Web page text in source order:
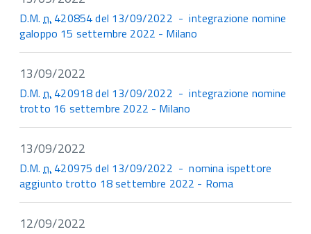
D.M.n. 420854 del 13/09/2022 - integrazione nomine
galoppo 15 settembre 2022 - Milano
13/09/2022
D.M.n. 420918 del 13/09/2022 - integrazione nomine
trotto 16 settembre 2022 - Milano
13/09/2022
D.M.n. 420975 del 13/09/2022 - nomina ispettore
aggiunto trotto 18 settembre 2022 - Roma
12/09/2022